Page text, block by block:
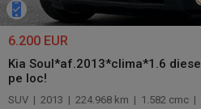
6.200 EUR
Kia Soul*af.2013*clima*1.6
pe loc!
SUV | 2013 | 224.968 km | 1.582 cmc |